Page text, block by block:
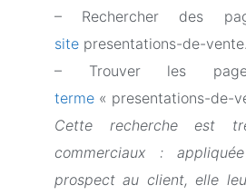
– Rechercher des
site presentations-de-
– Trouver les
terme « presentations-de-
Cette recherche est
commerciaux :
prospect au client, elle